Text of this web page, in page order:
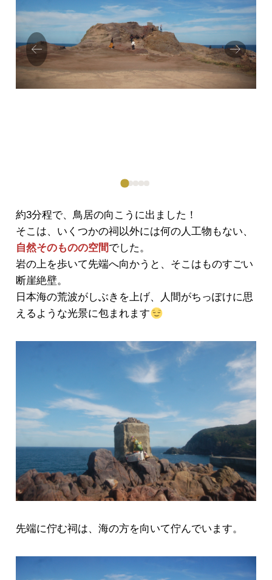
Prev
ious
Next
約3分程で、鳥居の向こうに出ました！
そこは、いくつかの祠以外には何の人工物もない、
自然そのものの空間でした。
岩の上を歩いて先端へ向かうと、そこはものすごい
断崖絶壁。
日本海の荒波がしぶきを上げ、人間がちっぽけに思
えるような光景に包まれます
先端に佇む祠は、海の方を向いて佇んでいます。